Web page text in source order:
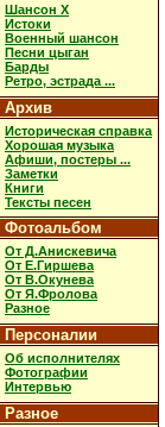
Шансон X
Истоки
Военный шансон
Песни цыган
Барды
Ретро, эстрада ...
Архив
Историческая справка
Хорошая музыка
Афиши, постеры ...
Заметки
Книги
Тексты песен
Фотоальбом
От Д.Анискевича
От Е.Гиршева
От В.Окунева
От Я.Фролова
Разное
Персоналии
Об исполнителях
Фотографии
Интервью
Разное